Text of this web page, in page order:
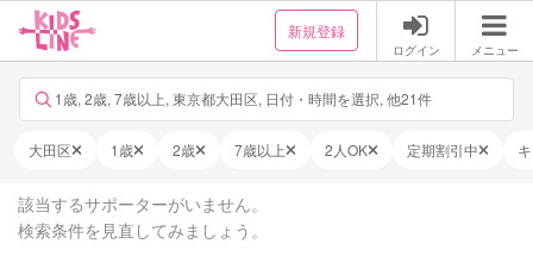
新規登録
ログイン メニュー
1歳, 2歳, 7歳以上, 東京都大田区, 日付・時間を選択, 他21件
大田区 1歳 2歳 7歳以上 2人OK 定期割引中
該当するサポーターがいません。
検索条件を見直してみましょう。